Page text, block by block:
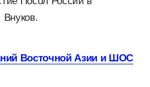
Внуков.
Восточной Азии и ШОС